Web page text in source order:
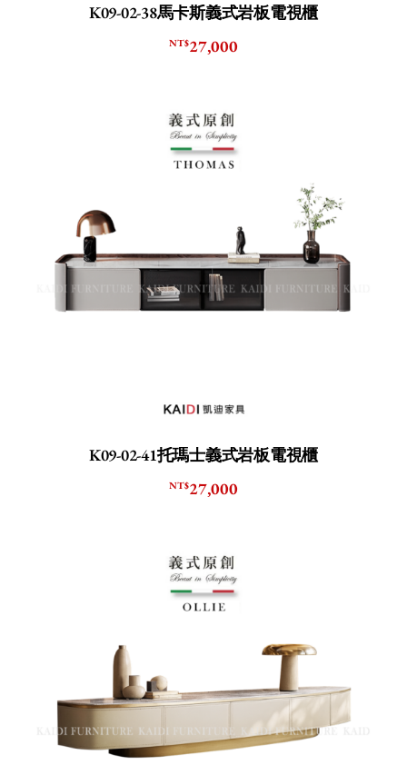
K09-02-38馬卡斯義式岩板電視櫃
NT$27,000
K09-02-41托瑪士義式岩板電視櫃
NT$27,000